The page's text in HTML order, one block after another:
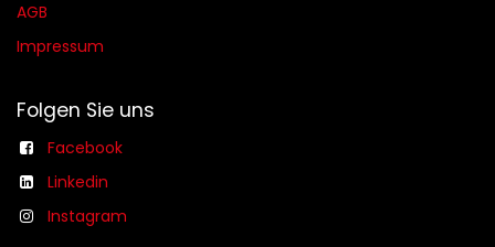
AGB​​
Impressum
Folgen Sie uns
Facebook
Linkedin
Instagram